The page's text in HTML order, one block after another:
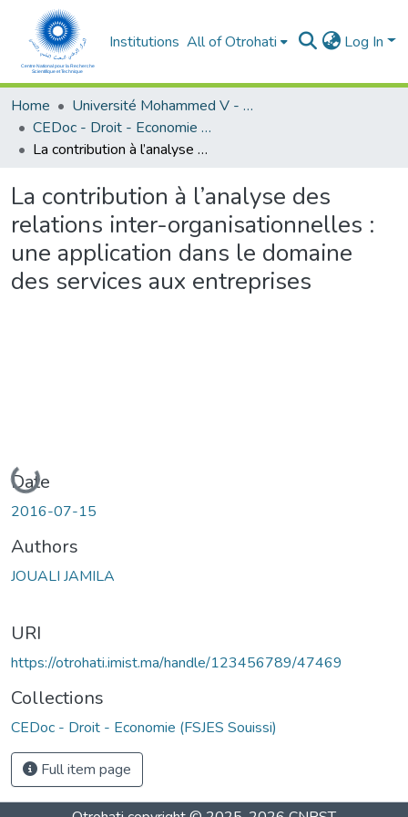
Institutions All of Otrohati Log In
Home
Université Mohammed V - Rabat
CEDoc - Droit - Economie (FSJES Souissi)
La contribution à l’analyse des relations inter-organisationnelles : une application dans le domaine des services aux entreprises
La contribution à l’analyse des
relations inter-organisationnelles :
une application dans le domaine
des services aux entreprises
Loading...
Date
2016-07-15
Authors
JOUALI JAMILA
URI
https://otrohati.imist.ma/handle/123456789/47469
Collections
CEDoc - Droit - Economie (FSJES Souissi)
Full item page